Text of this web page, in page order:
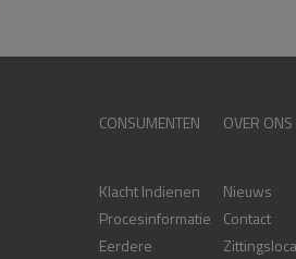
CONSUMENTEN
Klacht Indienen
Procesinformatie
Eerdere
OVER ONS
Nieuws
Contact